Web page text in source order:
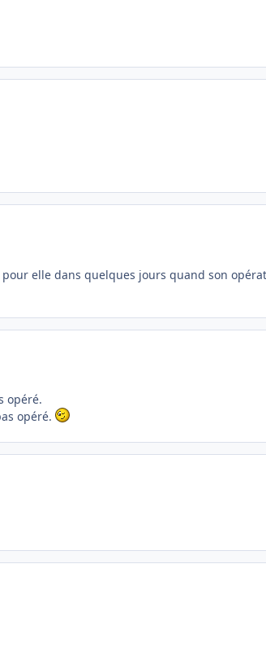
elle dans quelques jours quand son
opéré.
opéré.